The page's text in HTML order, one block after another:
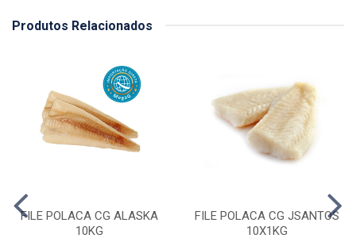
Produtos Relacionados
FILE POLACA CG ALASKA
10KG
FILE POLACA CG JSANTOS
10X1KG